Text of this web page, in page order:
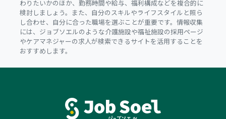
わりたいかのほか、勤務時間や給与、福利構成などを複合的に
検討しましょう。また、自分のスキルやライフスタイルと照ら
し合わせ、自分に合った職場を選ぶことが重要です。情報収集
には、ジョブソエルのような介護施設や福祉施設の採用ページ
やケアマネジャーの求人が検索できるサイトを活用することを
おすすめします。